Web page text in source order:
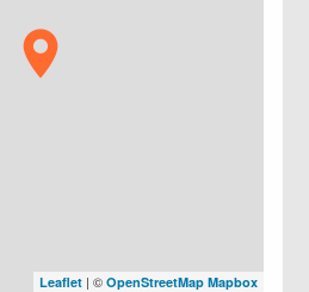
Leaflet| © OpenStreetMap Mapbox